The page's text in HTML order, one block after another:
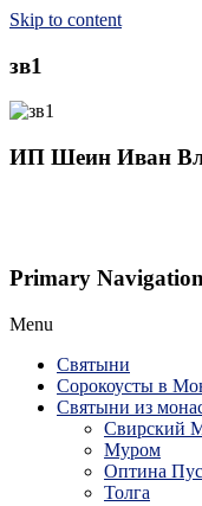
Skip to content
зв1
ИП Шеин Иван
Primary
Menu
Святыни
Сорокоусты в
Святыни из
Свирский
Муром
Оптина
Толга